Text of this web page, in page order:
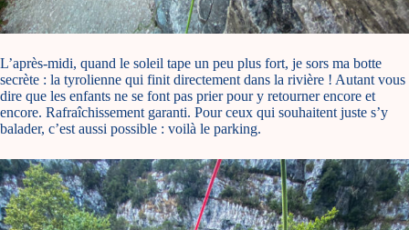
L’après-midi, quand le soleil tape un peu plus fort, je sors ma botte
secrète : la tyrolienne qui finit directement dans la rivière ! Autant vous
dire que les enfants ne se font pas prier pour y retourner encore et
encore. Rafraîchissement garanti. Pour ceux qui souhaitent juste s’y
balader, c’est aussi possible : voilà le parking.